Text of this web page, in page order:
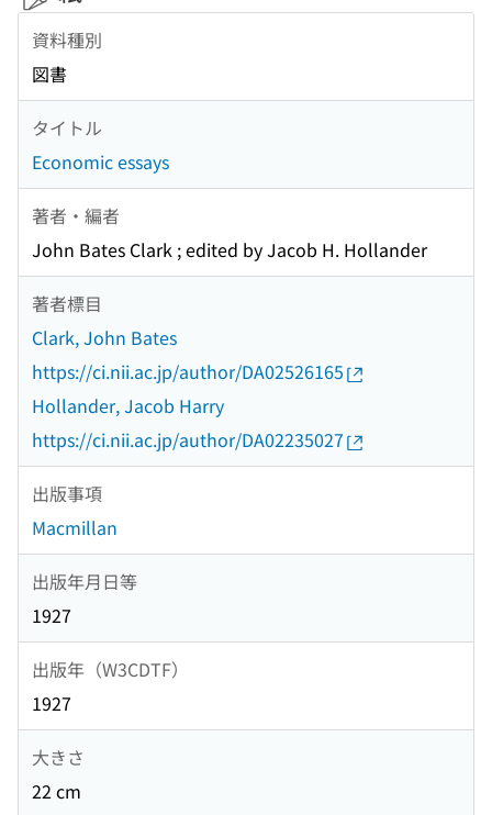
資料種別
図書
タイトル
Economic essays
著者・編者
John Bates Clark ; edited by Jacob H. Hollander
著者標目
Clark, John Bates
https://ci.nii.ac.jp/author/DA02526165
Hollander, Jacob Harry
https://ci.nii.ac.jp/author/DA02235027
出版事項
Macmillan
出版年月日等
1927
出版年（W3CDTF）
1927
大きさ
22 cm